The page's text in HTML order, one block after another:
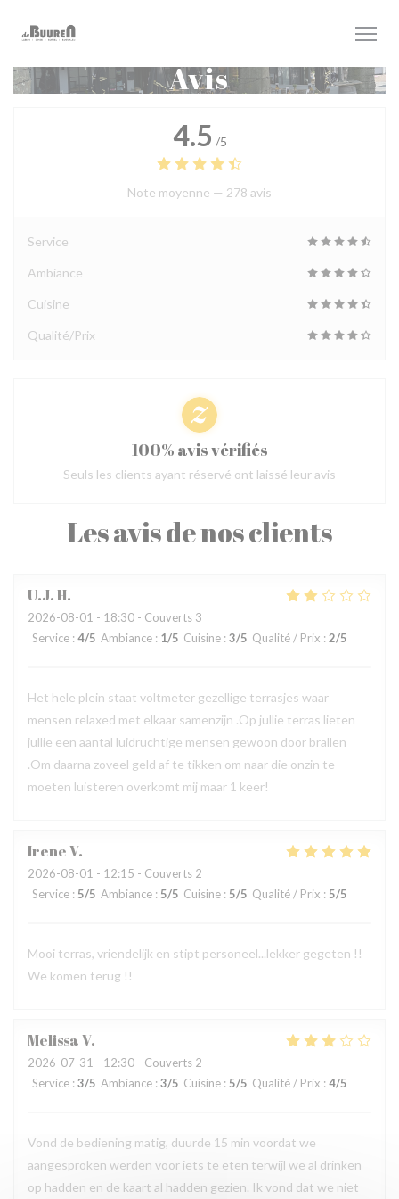
Avis
Les avis de nos clients
U.J.H
2026-08-01 - 18:30 - Couverts 3
Service : 4/5 Ambiance : 1/5 Cuisine : 3/5 Qualité / Prix : 2/5
Het hele plein staat voltmeter gezellige terrasjes waar
mensen relaxed met elkaar samenzijn .Op jullie terras lieten
jullie een aantal luidruchtige mensen gewoon door brallen
.Om daarna zoveel geld af te tikken om naar die onzin te
moeten luisteren overkomt mij maar 1 keer!
IreneV
2026-08-01 - 12:15 - Couverts 2
Service : 5/5 Ambiance : 5/5 Cuisine : 5/5 Qualité / Prix : 5/5
Mooi terras, vriendelijk en stipt personeel...lekker gegeten !!
We komen terug !!
MelissaV
2026-07-31 - 12:30 - Couverts 2
Service : 3/5 Ambiance : 3/5 Cuisine : 5/5 Qualité / Prix : 4/5
Vond de bediening matig, duurde 15 min voordat we
aangesproken werden voor iets te eten terwijl we al drinken
op hadden en de kaart al hadden gezien. Ik vond dat we niet
4.5 /5
Note moyenne — 278 avis
Service
Ambiance
Cuisine
Qualité/Prix
100% avis vérifiés
Seuls les clients ayant réservé ont laissé leur avis